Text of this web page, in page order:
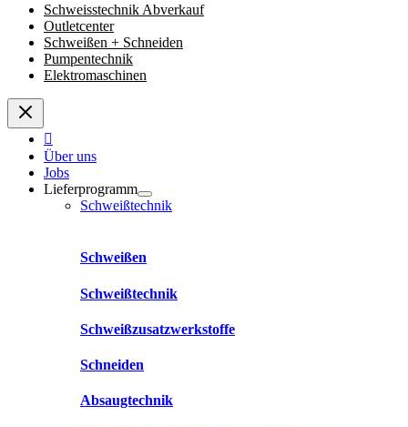
Schweisstechnik Abverkauf
Outletcenter
Schweißen + Schneiden
Pumpentechnik
Elektromaschinen
Über uns
Jobs
Lieferprogramm
Schweißtechnik
Schweißen
Schweißtechnik
Schweißzusatzwerkstoffe
Schneiden
Absaugtechnik